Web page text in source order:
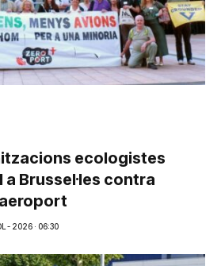
ecologistes
Brussel·les contra
- 2026 · 06:30